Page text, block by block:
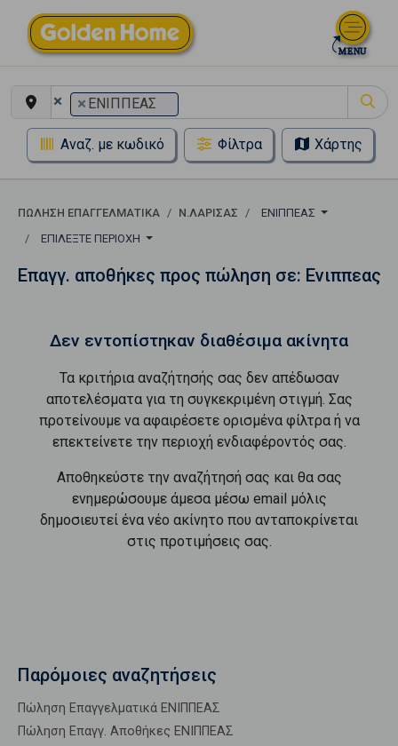
× × ΕΝΙΠΠΕΑΣ
Αναζ. με κωδικό Φίλτρα Χάρτης
ΠΏΛΗΣΗ ΕΠΑΓΓΕΛΜΑΤΙΚΆ Ν.ΛΑΡΙΣΑΣ
ΕΝΙΠΠΕΑΣ
ΕΠΙΛΈΞΤΕ ΠΕΡΙΟΧΉ
Επαγγ. αποθήκες προς πώληση σε: Ενιππεας
Δεν εντοπίστηκαν διαθέσιμα ακίνητα
Τα κριτήρια αναζήτησής σας δεν απέδωσαν
αποτελέσματα για τη συγκεκριμένη στιγμή. Σας
προτείνουμε να αφαιρέσετε ορισμένα φίλτρα ή να
επεκτείνετε την περιοχή ενδιαφέροντός σας.
Αποθηκεύστε την αναζήτησή σας και θα σας
ενημερώσουμε άμεσα μέσω email μόλις
δημοσιευτεί ένα νέο ακίνητο που ανταποκρίνεται
στις προτιμήσεις σας.
Παρόμοιες αναζητήσεις
Πώληση Επαγγελματικά ΕΝΙΠΠΕΑΣ
Πώληση Επαγγ. Αποθήκες ΕΝΙΠΠΕΑΣ